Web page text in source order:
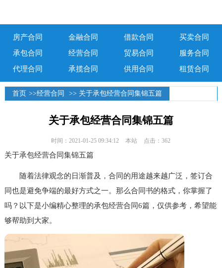
房产合同 金融合同 借款合同
买卖合同
承包合同
经营合同 贸易合同
服务合同
代理合同
承揽合同 供用合同 租赁合同
首页 >>经营合同 >> 关于承包经营合同集锦五篇
关于承包经营合同集锦五篇
时间：2021-01-25 09:34:12 本站 点击：362
关于承包经营合同集锦五篇
随着法律观念的日渐普及，合同的用途越来越广泛，签订合
同也是避免争端的最好方式之一。那么合同书的格式，你掌握了
吗？以下是小编精心整理的承包经营合同6篇，仅供参考，希望能
够帮助到大家。